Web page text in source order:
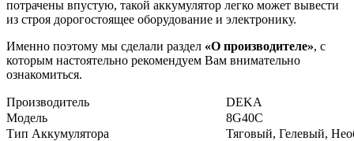
потрачены впустую, такой аккумулятор легко может вывести
из строя дорогостоящее оборудование и электронику.
Именно поэтому мы сделали раздел «О производителе», с
которым настоятельно рекомендуем Вам внимательно
ознакомиться.
Производитель
DEKA
Модель
8G40C
Тип Аккумулятора
Тяговый, Гелевый,